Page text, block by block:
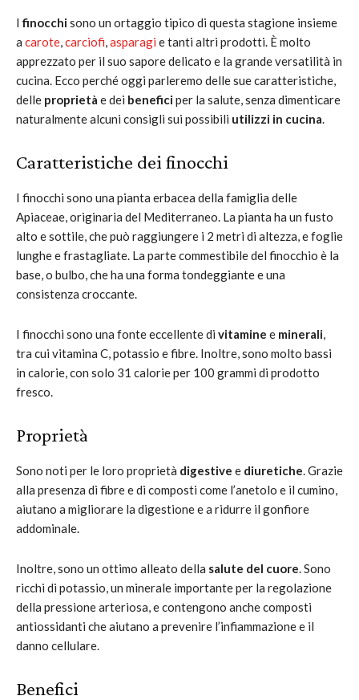
Ifinocchisono un ortaggio tipico di questa stagione insieme
a carote,carciofi,asparagi e tanti altri prodotti. È molto
apprezzato per il suo sapore delicato e la grande versatilità in
cucina. Ecco perché oggi parleremo delle sue caratteristiche,
delle proprietà e dei beneficiper la salute, senza dimenticare
naturalmente alcuni consigli sui possibili utilizzi in cucina.
Caratteristiche dei finocchi
I finocchi sono una pianta erbacea della famiglia delle
Apiaceae, originaria del Mediterraneo. La pianta ha un fusto
alto e sottile, che può raggiungere i 2 metri di altezza, e foglie
lunghe e frastagliate. La parte commestibile del finocchio è la
base, o bulbo, che ha una forma tondeggiante e una
consistenza croccante.
I finocchi sono una fonte eccellente di vitamine e minerali,
tra cui vitamina C, potassio e fibre. Inoltre, sono molto bassi
in calorie, con solo 31 calorie per 100 grammi di prodotto
fresco.
Proprietà
Sono noti per le loro proprietà digestive e diuretiche. Grazie
alla presenza di fibre e di composti come l’anetolo e il cumino,
aiutano a migliorare la digestione e a ridurre il gonfiore
addominale.
Inoltre, sono un ottimo alleato della salute del cuore. Sono
ricchi di potassio, un minerale importante per la regolazione
della pressione arteriosa, e contengono anche composti
antiossidanti che aiutano a prevenire l’infiammazione e il
danno cellulare.
Benefici